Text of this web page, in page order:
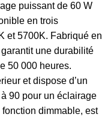
puissant de 60 W
en trois
et 5700K. Fabriqué en
une durabilité
50 000 heures.
et dispose d’un
90 pour un éclairage
dimmable, est